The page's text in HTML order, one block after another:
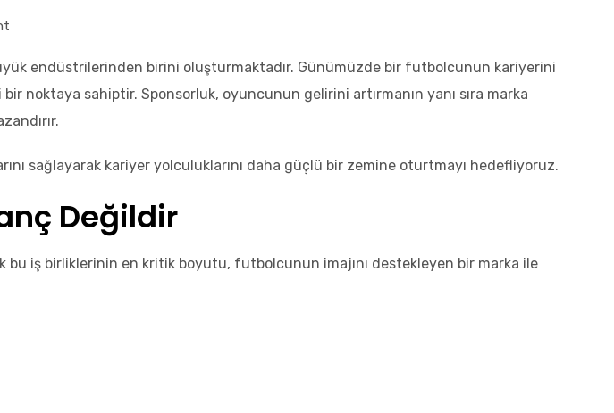
endüstrilerinden birini oluşturmaktadır. Günümüzde bir futbolcunun kariyerini
noktaya sahiptir. Sponsorluk, oyuncunun gelirini artırmanın yanı sıra marka
sağlayarak kariyer yolculuklarını daha güçlü bir zemine oturtmayı hedefliyoruz.
Değildir
iş birliklerinin en kritik boyutu, futbolcunun imajını destekleyen bir marka ile